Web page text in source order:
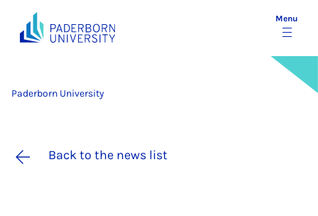
Menu
Paderborn University
Back to the news list